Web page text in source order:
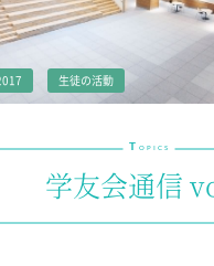
ビュー
ラリー
・紹介
生徒の活動
T OPICS
学友会通信